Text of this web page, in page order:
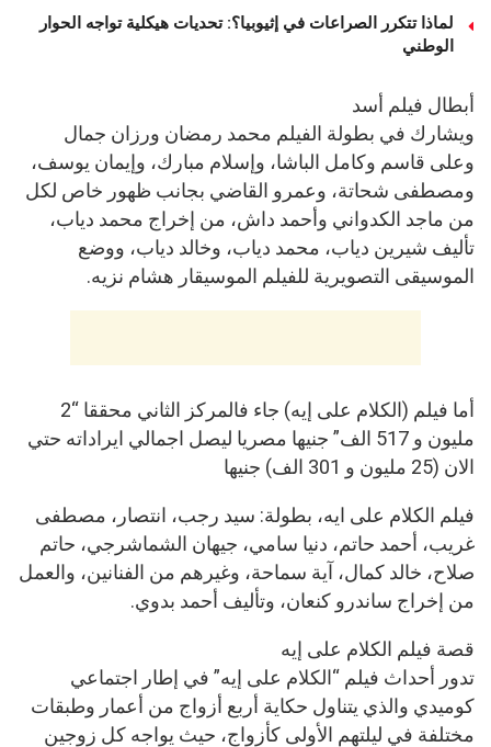
لماذا تتكرر الصراعات في إثيوبيا؟: تحديات هيكلية تواجه الحوار
الوطني
أبطال فيلم أسد
ويشارك في بطولة الفيلم محمد رمضان ورزان جمال
وعلى قاسم وكامل الباشا، وإسلام مبارك، وإيمان يوسف،
ومصطفى شحاتة، وعمرو القاضي بجانب ظهور خاص لكل
من ماجد الكدواني وأحمد داش، من إخراج محمد دياب،
تأليف شيرين دياب، محمد دياب، وخالد دياب، ووضع
الموسيقى التصويرية للفيلم الموسيقار هشام نزيه.
أما فيلم (الكلام على إيه) جاء فالمركز الثاني محققا “2
مليون و 517 الف” جنيها مصريا ليصل اجمالي ايراداته حتي
الان (25 مليون و 301 الف) جنيها
فيلم الكلام على ايه، بطولة: سيد رجب، انتصار، مصطفى
غريب، أحمد حاتم، دنيا سامي، جيهان الشماشرجي، حاتم
صلاح، خالد كمال، آية سماحة، وغيرهم من الفنانين، والعمل
من إخراج ساندرو كنعان، وتأليف أحمد بدوي.
قصة فيلم الكلام على إيه
تدور أحداث فيلم “الكلام على إيه” في إطار اجتماعي
كوميدي والذي يتناول حكاية أربع أزواج من أعمار وطبقات
مختلفة في ليلتهم الأولى كأزواج، حيث يواجه كل زوجين